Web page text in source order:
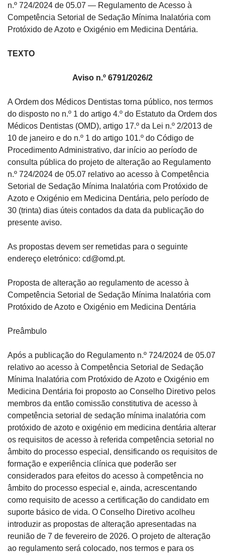
n.º 724/2024 de 05.07 ― Regulamento de Acesso à
Competência Setorial de Sedação Mínima Inalatória com
Protóxido de Azoto e Oxigénio em Medicina Dentária.
TEXTO
Aviso n.º 6791/2026/2
A Ordem dos Médicos Dentistas torna público, nos termos
do disposto no n.º 1 do artigo 4.º do Estatuto da Ordem dos
Médicos Dentistas (OMD), artigo 17.º da Lei n.º 2/2013 de
10 de janeiro e do n.º 1 do artigo 101.º do Código de
Procedimento Administrativo, dar início ao período de
consulta pública do projeto de alteração ao Regulamento
n.º 724/2024 de 05.07 relativo ao acesso à Competência
Setorial de Sedação Mínima Inalatória com Protóxido de
Azoto e Oxigénio em Medicina Dentária, pelo período de
30 (trinta) dias úteis contados da data da publicação do
presente aviso.
As propostas devem ser remetidas para o seguinte
endereço eletrónico: cd@omd.pt.
Proposta de alteração ao regulamento de acesso à
Competência Setorial de Sedação Mínima Inalatória com
Protóxido de Azoto e Oxigénio em Medicina Dentária
Preâmbulo
Após a publicação do Regulamento n.º 724/2024 de 05.07
relativo ao acesso à Competência Setorial de Sedação
Mínima Inalatória com Protóxido de Azoto e Oxigénio em
Medicina Dentária foi proposto ao Conselho Diretivo pelos
membros da então comissão constitutiva de acesso à
competência setorial de sedação mínima inalatória com
protóxido de azoto e oxigénio em medicina dentária alterar
os requisitos de acesso à referida competência setorial no
âmbito do processo especial, densificando os requisitos de
formação e experiência clínica que poderão ser
considerados para efeitos do acesso à competência no
âmbito do processo especial e, ainda, acrescentando
como requisito de acesso a certificação do candidato em
suporte básico de vida. O Conselho Diretivo acolheu
introduzir as propostas de alteração apresentadas na
reunião de 7 de fevereiro de 2026. O projeto de alteração
ao regulamento será colocado, nos termos e para os